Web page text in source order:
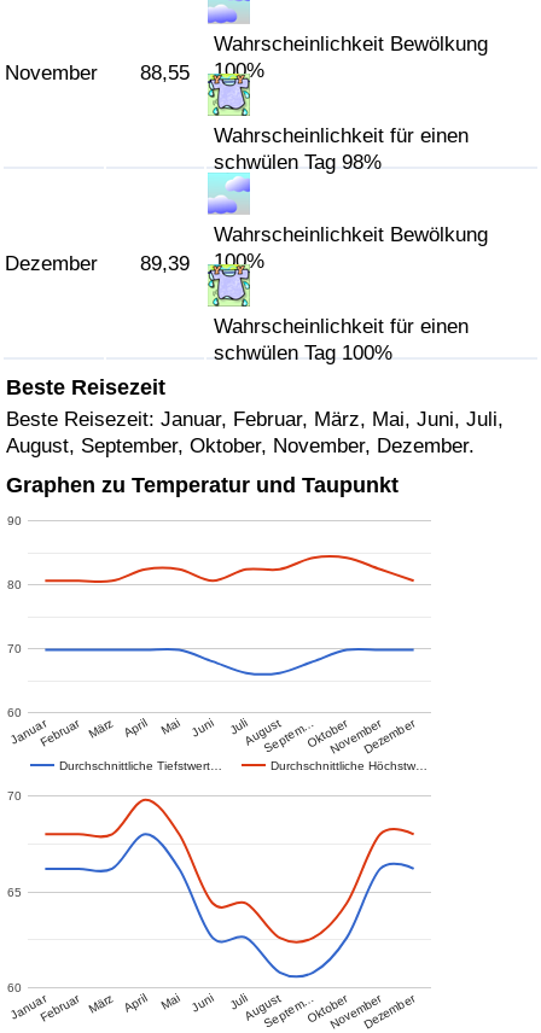
November 88,55
Wahrscheinlichkeit Bewölkung
100%
Wahrscheinlichkeit für einen
schwülen Tag 98%
Dezember 89,39
Wahrscheinlichkeit Bewölkung
100%
Wahrscheinlichkeit für einen
schwülen Tag 100%
Beste Reisezeit
Beste Reisezeit: Januar, Februar, März, Mai, Juni, Juli,
August, September, Oktober, November, Dezember.
Graphen zu Temperatur und Taupunkt
Durchschnittliche Tiefstwert… Durchschnittliche Höchstw…
JanuarFebruar März April Mai Juni JuliAugustSeptem…OktoberNovemberDezember
60
70
80
90
JanuarFebruar März April Mai Juni JuliAugustSeptem…OktoberNovemberDezember
60
65
70